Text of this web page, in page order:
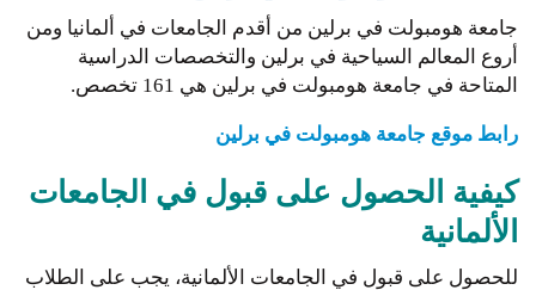
جامعة هومبولت في برلين من أقدم الجامعات في ألمانيا ومن
أروع المعالم السياحية في برلين والتخصصات الدراسية
المتاحة في جامعة هومبولت في برلين هي 161 تخصص.
رابط موقع جامعة هومبولت في برلين
كيفية الحصول على قبول في الجامعات
الألمانية
للحصول على قبول في الجامعات الألمانية، يجب على الطلاب